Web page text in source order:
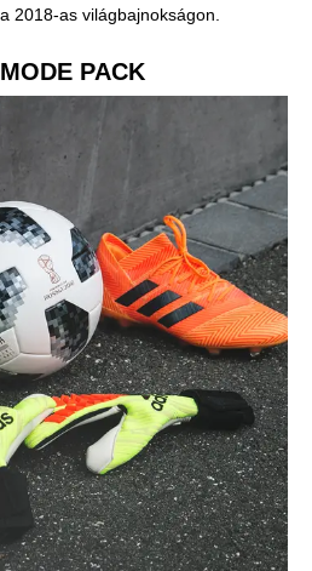
2018-as világbajnokságon.
PACK